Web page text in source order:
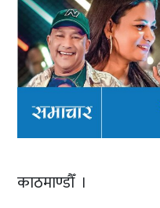
काठमाण्डौँ ।